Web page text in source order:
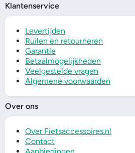
Klantenservice
Levertijden
Ruilen en retourneren
Garantie
Betaalmogelijkheden
Veelgestelde vragen
Algemene voorwaarden
Over ons
Over Fietsaccessoires.nl
Contact